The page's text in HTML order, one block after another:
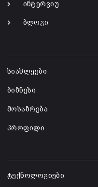
ინტერვიუ
ბლოგი
სიახლეები
ბიზნესი
მოსაზრება
პროფილი
ტექნოლოგიები